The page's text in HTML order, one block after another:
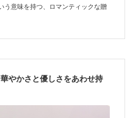
う意味を持つ、ロマンティックな贈
やかさと優しさをあわせ持